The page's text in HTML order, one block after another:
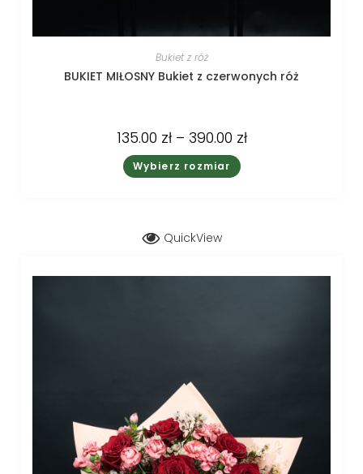
Bukiet z róż
BUKIET MIŁOSNY Bukiet z czerwonych róż
135.00 zł– 390.00 zł
Wybierz rozmiar
QuickView